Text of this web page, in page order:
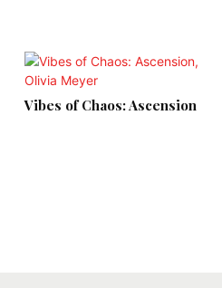
Vibes of Chaos: Ascension